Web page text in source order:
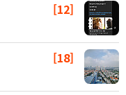
[12]
[18]